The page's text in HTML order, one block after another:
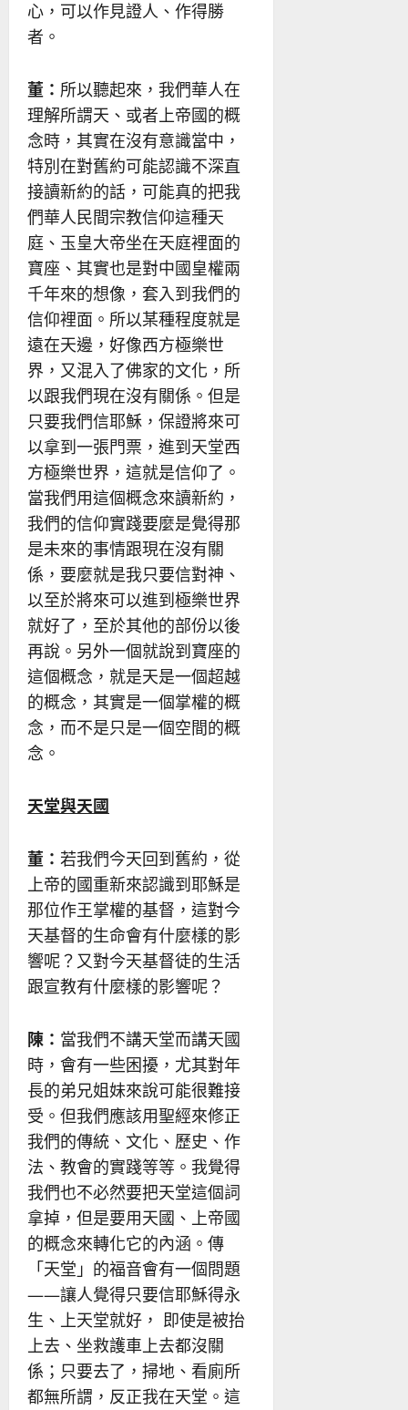
心，可以作見證人、作得勝
者。
董： 所以聽起來，我們華人在
理解所謂天、或者上帝國的概
念時，其實在沒有意識當中，
特別在對舊約可能認識不深直
接讀新約的話，可能真的把我
們華人民間宗教信仰這種天
庭、玉皇大帝坐在天庭裡面的
寶座、其實也是對中國皇權兩
千年來的想像，套入到我們的
信仰裡面。所以某種程度就是
遠在天邊，好像西方極樂世
界，又混入了佛家的文化，所
以跟我們現在沒有關係。但是
只要我們信耶穌，保證將來可
以拿到一張門票，進到天堂西
方極樂世界，這就是信仰了。
當我們用這個概念來讀新約，
我們的信仰實踐要麼是覺得那
是未來的事情跟現在沒有關
係，要麼就是我只要信對神、
以至於將來可以進到極樂世界
就好了，至於其他的部份以後
再說。另外一個就說到寶座的
這個概念，就是天是一個超越
的概念，其實是一個掌權的概
念，而不是只是一個空間的概
念。
天堂與天國
董： 若我們今天回到舊約，從
上帝的國重新來認識到耶穌是
那位作王掌權的基督，這對今
天基督的生命會有什麼樣的影
響呢？又對今天基督徒的生活
跟宣教有什麼樣的影響呢？
陳： 當我們不講天堂而講天國
時，會有一些困擾，尤其對年
長的弟兄姐妹來說可能很難接
受。但我們應該用聖經來修正
我們的傳統、文化、歷史、作
法、教會的實踐等等。我覺得
我們也不必然要把天堂這個詞
拿掉，但是要用天國、上帝國
的概念來轉化它的內涵。傳
「天堂」的福音會有一個問題
——讓人覺得只要信耶穌得永
生、上天堂就好， 即使是被抬
上去、坐救護車上去都沒關
係；只要去了，掃地、看廁所
都無所謂，反正我在天堂。這